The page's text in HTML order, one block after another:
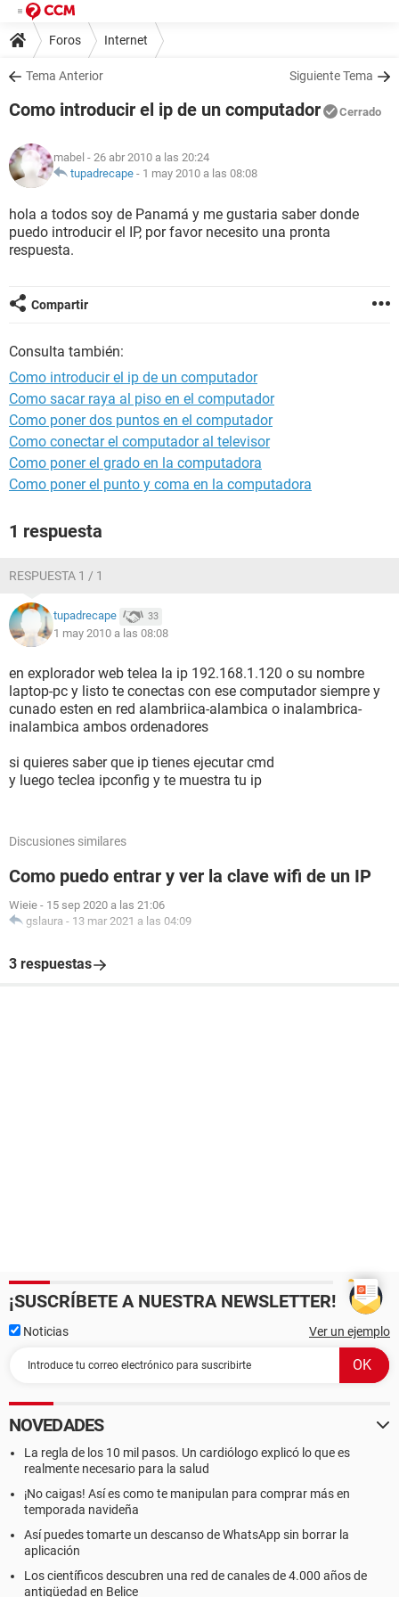
Foros Internet
Tema Anterior Siguiente Tema
Como introducir el ip de un computador Cerrado
mabel - 26 abr 2010 a las 20:24
tupadrecape - 1 may 2010 a las 08:08
hola a todos soy de Panamá y me gustaria saber donde
puedo introducir el IP, por favor necesito una pronta
respuesta.
Compartir
Consulta también:
Como introducir el ip de un computador
Como sacar raya al piso en el computador
Como poner dos puntos en el computador
Como conectar el computador al televisor
Como poner el grado en la computadora
Como poner el punto y coma en la computadora
1 respuesta
RESPUESTA 1 / 1
tupadrecape 33
1 may 2010 a las 08:08
en explorador web telea la ip 192.168.1.120 o su nombre
laptop-pc y listo te conectas con ese computador siempre y
cunado esten en red alambriica-alambica o inalambrica-
inalambica ambos ordenadores
si quieres saber que ip tienes ejecutar cmd
y luego teclea ipconfig y te muestra tu ip
Discusiones similares
Como puedo entrar y ver la clave wifi de un IP
Wieie - 15 sep 2020 a las 21:06
gslaura - 13 mar 2021 a las 04:09
3 respuestas
¡SUSCRÍBETE A NUESTRA NEWSLETTER!
Noticias Ver un ejemplo
NOVEDADES
La regla de los 10 mil pasos. Un cardiólogo explicó lo que es
realmente necesario para la salud
¡No caigas! Así es como te manipulan para comprar más en
temporada navideña
Así puedes tomarte un descanso de WhatsApp sin borrar la
aplicación
Los científicos descubren una red de canales de 4.000 años de
antigüedad en Belice